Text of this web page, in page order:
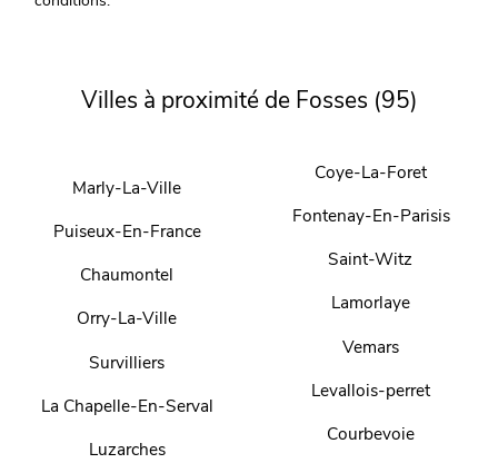
Villes à proximité de Fosses (95)
Marly-La-Ville
Puiseux-En-France
Chaumontel
Orry-La-Ville
Survilliers
La Chapelle-En-Serval
Luzarches
Coye-La-Foret
Fontenay-En-Parisis
Saint-Witz
Lamorlaye
Vemars
Levallois-perret
Courbevoie